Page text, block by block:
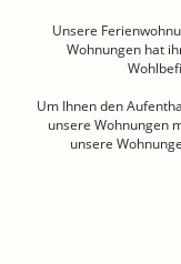
Unsere
Wohnungen hat
Um Ihnen den
unsere Wohnungen
unsere